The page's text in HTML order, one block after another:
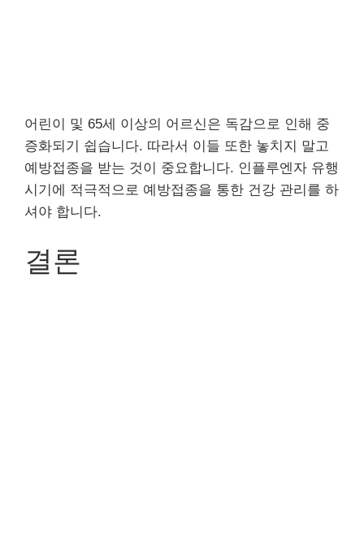
어린이 및 65세 이상의 어르신은 독감으로 인해 중
증화되기 쉽습니다. 따라서 이들 또한 놓치지 말고
예방접종을 받는 것이 중요합니다. 인플루엔자 유행
시기에 적극적으로 예방접종을 통한 건강 관리를 하
셔야 합니다.
결론